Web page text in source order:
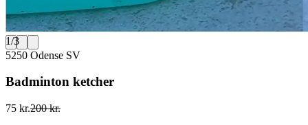
1/3
5250 Odense SV
Badminton ketcher
75 kr.200 kr.